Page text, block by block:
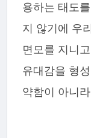
용하는 태도
지 않기에 우
면모를 지니
유대감을 형
약함이 아니